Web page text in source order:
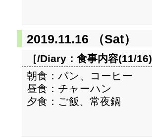
2019.11.16 （Sat）
［/Diary： 食事内容(11/16)
朝食：パン、コーヒー
昼食：チャーハン
夕食：ご飯、常夜鍋